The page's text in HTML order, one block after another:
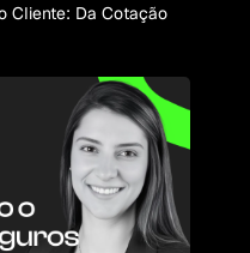
Cliente: Da Cotação